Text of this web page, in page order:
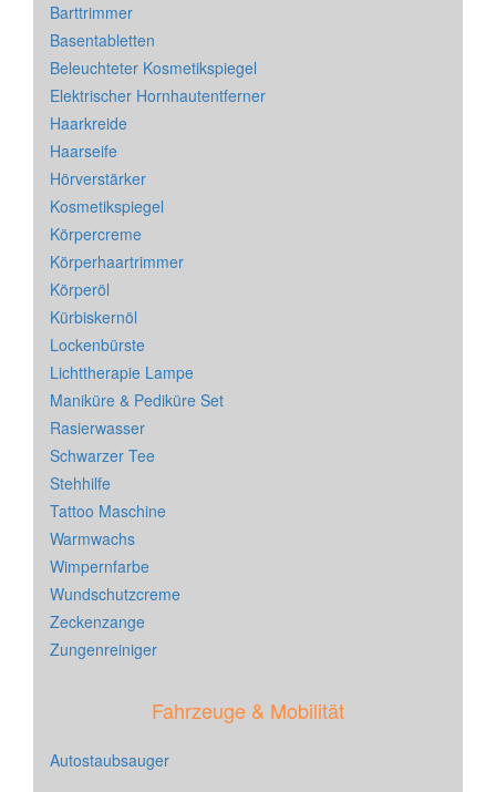
Barttrimmer
Basentabletten
Beleuchteter Kosmetikspiegel
Elektrischer Hornhautentferner
Haarkreide
Haarseife
Hörverstärker
Kosmetikspiegel
Körpercreme
Körperhaartrimmer
Körperöl
Kürbiskernöl
Lockenbürste
Lichttherapie Lampe
Maniküre & Pediküre Set
Rasierwasser
Schwarzer Tee
Stehhilfe
Tattoo Maschine
Warmwachs
Wimpernfarbe
Wundschutzcreme
Zeckenzange
Zungenreiniger
Fahrzeuge & Mobilität
Autostaubsauger